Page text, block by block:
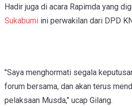
Hadir juga di acara Rapimda yang
Sukabumiini perwakilan dari DPD
"Saya menghormati segala
forum bersama, dan akan terus
pelaksaan Musda," ucap Gilang.